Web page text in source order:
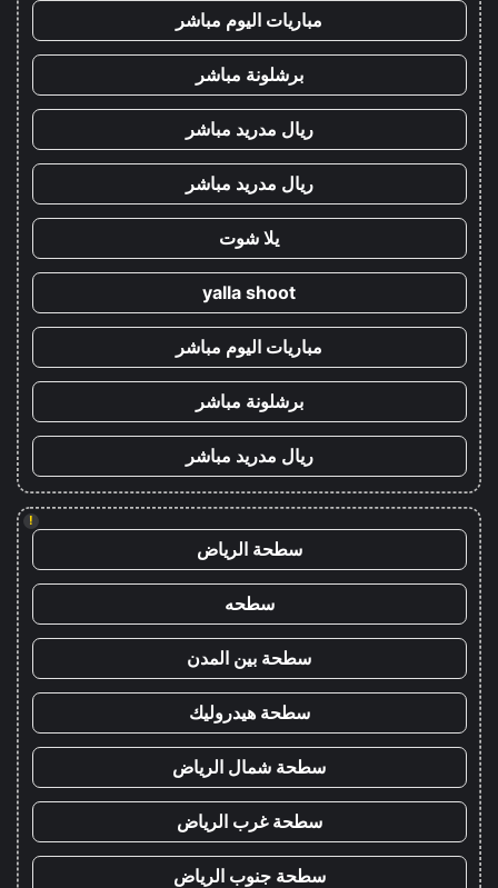
مباريات اليوم مباشر
برشلونة مباشر
ريال مدريد مباشر
ريال مدريد مباشر
يلا شوت
yalla shoot
مباريات اليوم مباشر
برشلونة مباشر
ريال مدريد مباشر
!
سطحة الرياض
سطحه
سطحة بين المدن
سطحة هيدروليك
سطحة شمال الرياض
سطحة غرب الرياض
سطحة جنوب الرياض